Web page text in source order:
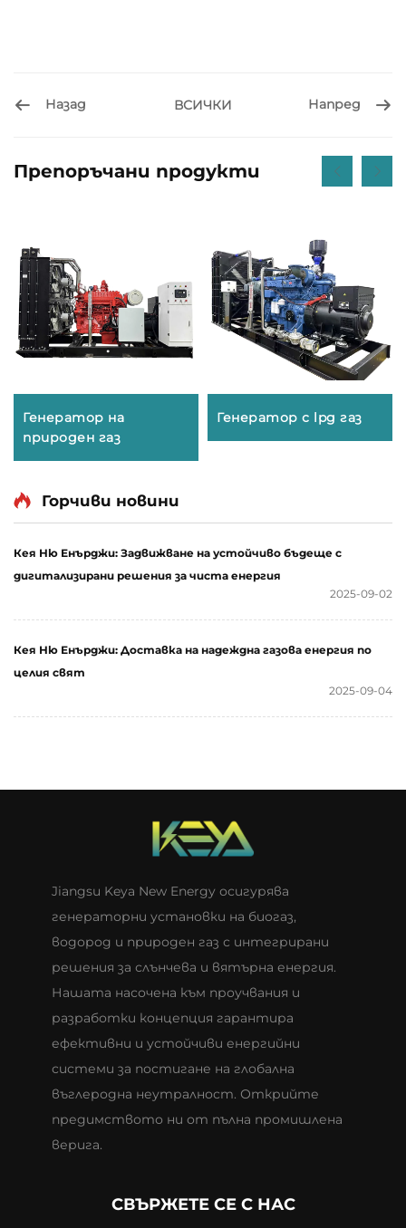
Назад ВСИЧКИ Напред
Препоръчани продукти
Генератор на
природен газ
Генератор с lpg газ
Горчиви новини
Кея Ню Енърджи: Задвижване на устойчиво бъдеще с
дигитализирани решения за чиста енергия
2025-09-02
Кея Ню Енърджи: Доставка на надеждна газова енергия по
целия свят
2025-09-04
Jiangsu Keya New Energy осигурява
генераторни установки на биогаз,
водород и природен газ с интегрирани
решения за слънчева и вятърна енергия.
Нашата насочена към проучвания и
разработки концепция гарантира
ефективни и устойчиви енергийни
системи за постигане на глобална
въглеродна неутралност. Открийте
предимството ни от пълна промишлена
верига.
СВЪРЖЕТЕ СЕ С НАС